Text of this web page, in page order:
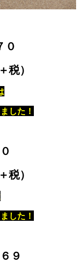
０
税）
した！
税）
した！
９